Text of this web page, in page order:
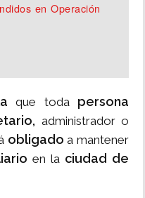
en Operación
que toda persona
administrador o
obligado a mantener
en la ciudad de